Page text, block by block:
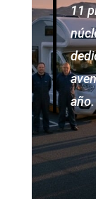
11
año.